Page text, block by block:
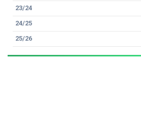
23/24
24/25
25/26